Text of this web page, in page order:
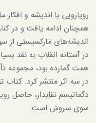
رویارویی با اندیشه و
همچنان ادامه یافت و در
اندیشه‌های مارکسیستی از
در آستانه انقلاب به نقد
همت گمارده بود، مجموعه
در سه اثر منتشر کرد.
دگماتیسم نقابدار، حاصل
سوی سروش است.